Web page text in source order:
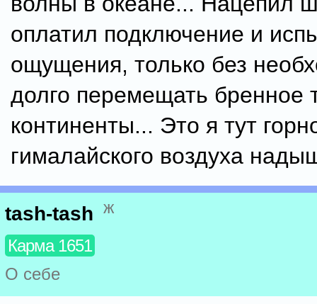
оплатил подключение и
ощущения, только без
долго перемещать бренное
континенты... Это я тут
гималайского воздуха
tash-tash ж
Карма 1651
О себе